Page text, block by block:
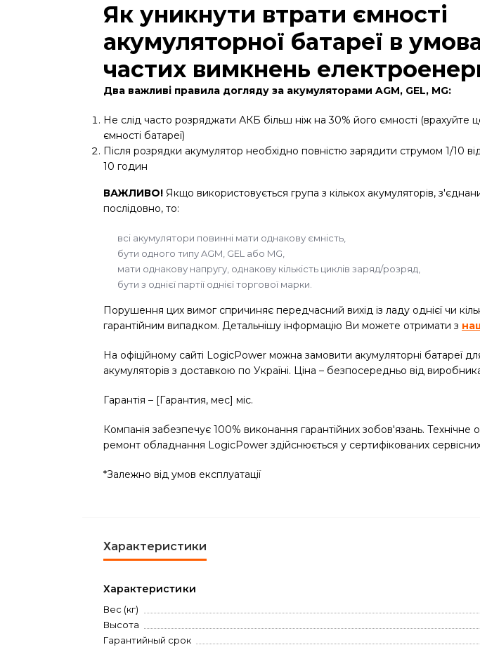
Як уникнути втрати ємності
акумуляторної батареї в
частих вимкнень
Два важливі правила догляду за акумуляторами AGM, GEL, MG:
Не слід часто розряджати АКБ більш ніж на 30% його ємності (врахуйте
ємності батареї)
Після розрядки акумулятор необхідно повністю зарядити струмом 1/10
10 годин
ВАЖЛИВО! Якщо використовується група з кількох акумуляторів,
послідовно, то:
всі акумулятори повинні мати однакову ємність,
бути одного типу AGM, GEL або MG,
мати однакову напругу, однакову кількість циклів заряд/розряд,
бути з однієї партії однієї торгової марки.
Порушення цих вимог спричиняє передчасний вихід із ладу однієї чи
гарантійним випадком. Детальнішу інформацію Ви можете отримати з
На офіційному сайті LogicPower можна замовити акумуляторні батареї
акумуляторів з доставкою по Україні. Ціна – безпосередньо від
Гарантія – [Гарантия, мес] міс.
Компанія забезпечує 100% виконання гарантійних зобов'язань. Технічне
ремонт обладнання LogicPower здійснюється у сертифікованих
*Залежно від умов експлуатації
Характеристики
Характеристики
Вес (кг)
Высота
Гарантийный срок